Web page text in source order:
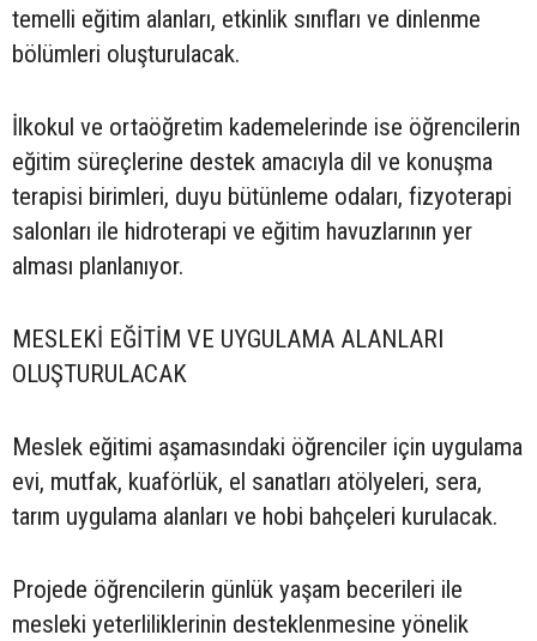
temelli eğitim alanları, etkinlik sınıfları ve dinlenme
bölümleri oluşturulacak.
İlkokul ve ortaöğretim kademelerinde ise öğrencilerin
eğitim süreçlerine destek amacıyla dil ve konuşma
terapisi birimleri, duyu bütünleme odaları, fizyoterapi
salonları ile hidroterapi ve eğitim havuzlarının yer
alması planlanıyor.
MESLEKİ EĞİTİM VE UYGULAMA ALANLARI
OLUŞTURULACAK
Meslek eğitimi aşamasındaki öğrenciler için uygulama
evi, mutfak, kuaförlük, el sanatları atölyeleri, sera,
tarım uygulama alanları ve hobi bahçeleri kurulacak.
Projede öğrencilerin günlük yaşam becerileri ile
mesleki yeterliliklerinin desteklenmesine yönelik